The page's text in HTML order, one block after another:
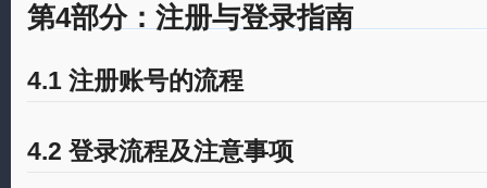
第4部分：注册与登录指南
4.1 注册账号的流程
4.2 登录流程及注意事项